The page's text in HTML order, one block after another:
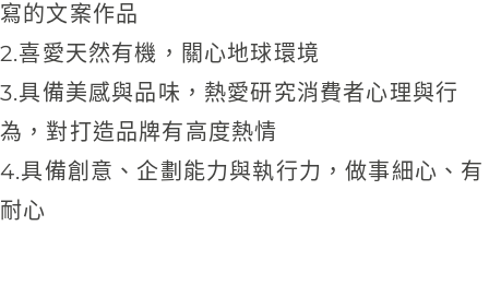
寫的文案作品
2.喜愛天然有機，關心地球環境
3.具備美感與品味，熱愛研究消費者心理與行
為，對打造品牌有高度熱情
4.具備創意、企劃能力與執行力，做事細心、有
耐心